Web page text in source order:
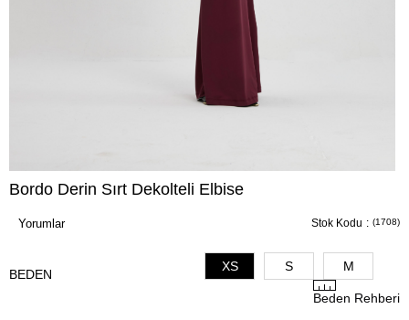
Bordo Derin Sırt Dekolteli Elbise
Yorumlar Stok Kodu (1708)
BEDEN
XS S M
Beden Rehberi